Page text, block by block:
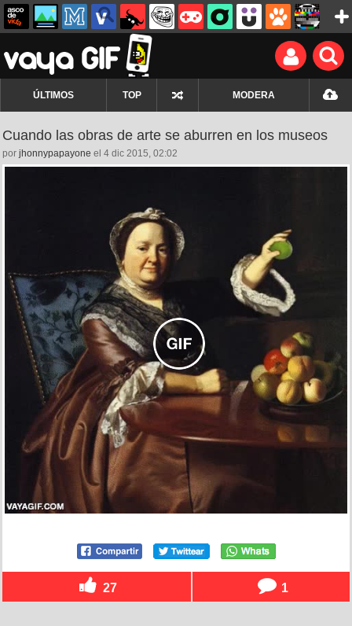
ÚLTIMOS TOP MODERA
Cuando las obras de arte se aburren en los museos
por jhonnypapayone el 4 dic 2015, 02:02
27 1